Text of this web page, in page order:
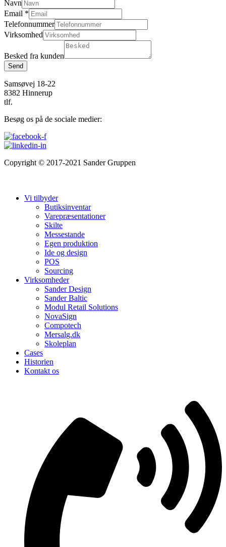
Navn
Email *
Telefonnummer
Virksomhed
Besked fra kunden
Send
Samsøvej 18-22
8382 Hinnerup
tlf.
Besøg os på de sociale medier:
Copyright © 2017-2021 Sander Gruppen
Vi tilbyder
Butiksinventar
Varepræsentationer
Skilte
Messestande
Egen produktion
Ide og design
POS
Sourcing
Virksomheder
Sander Design
Sander Baltic
Modul Retail Solutions
NovaSign
Compotech
Mersalg.dk
Skoleplan
Cases
Historien
Kontakt os